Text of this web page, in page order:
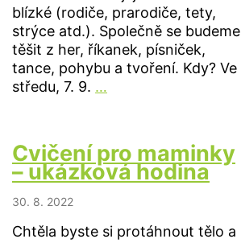
blízké (rodiče, prarodiče, tety,
strýce atd.). Společně se budeme
těšit z her, říkanek, písniček,
tance, pohybu a tvoření. Kdy? Ve
středu, 7. 9. …
ukázková
hodina
Cvičení pro maminky
– ukázková hodina
30. 8. 2022
Chtěla byste si protáhnout tělo a